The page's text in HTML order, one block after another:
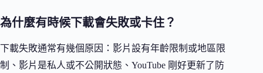
為什麼有時候下載會失敗或卡住？
下載失敗通常有幾個原因：影片設有年齡限制或地區限
制、影片是私人或不公開狀態、YouTube 剛好更新了防